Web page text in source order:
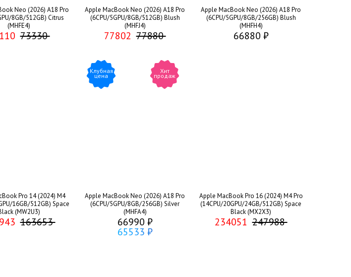
Neo (2026) A18 Pro
8GB/512GB) Citrus
(MHFE4)
73330
Apple MacBook Neo (2026) A18 Pro
(6CPU/5GPU/8GB/512GB) Blush
(MHFJ4)
77802 77880
Apple MacBook Neo (2026) A18 Pro
(6CPU/5GPU/8GB/256GB) Blush
(MHFH4)
66880 ₽
Pro 14 (2024) M4
16GB/512GB) Space
(MW2U3)
163653
Хит
продаж
Клубная
цена
Apple MacBook Neo (2026) A18 Pro
(6CPU/5GPU/8GB/256GB) Silver
(MHFA4)
66990 ₽
65533 ₽
Apple MacBook Pro 16 (2024) M4 Pro
(14CPU/20GPU/24GB/512GB) Space
Black (MX2X3)
234051 247988